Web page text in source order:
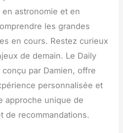
astronomie et en
les grandes
en cours. Restez curieux
de demain. Le Daily
par Damien, offre
personnalisée et
approche unique de
de recommandations.